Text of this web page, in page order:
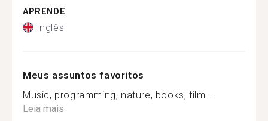
APRENDE
Inglês
Meus assuntos favoritos
Music, programming, nature, books, film...
Leia mais